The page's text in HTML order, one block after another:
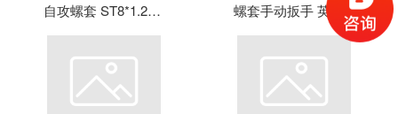
自攻螺套 ST8*1.25*16 钢丝螺套 牙套 护套 元亨机械